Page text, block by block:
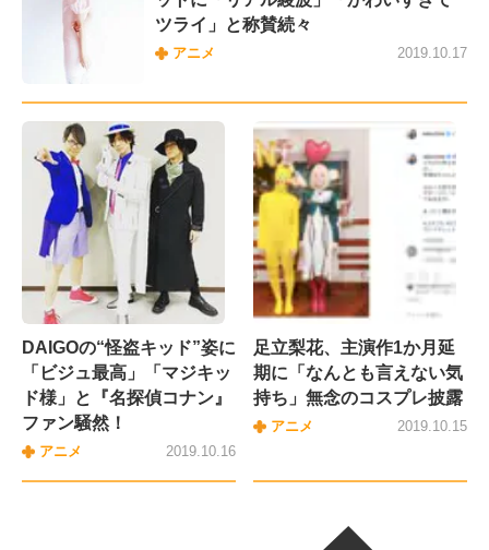
ツライ」と称賛続々
アニメ 2019.10.17
DAIGOの“怪盗キッド”姿に
「ビジュ最高」「マジキッ
ド様」と『名探偵コナン』
ファン騒然！
アニメ 2019.10.16
足立梨花、主演作1か月延
期に「なんとも言えない気
持ち」無念のコスプレ披露
アニメ 2019.10.15